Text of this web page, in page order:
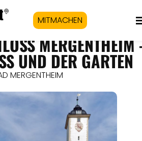
MITMACHEN
MERGENTHEIM
UND DER GARTEN
MERGENTHEIM